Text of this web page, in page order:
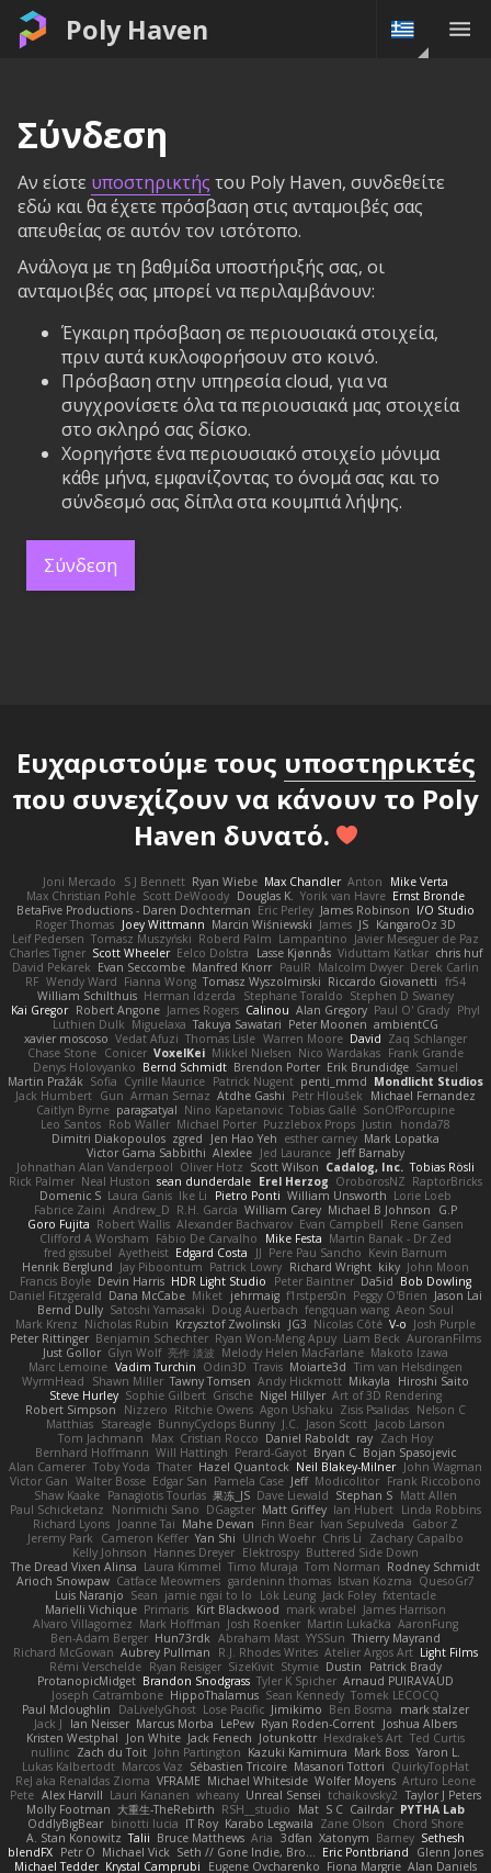
Poly Haven
Σύνδεση
Αν είστε υποστηρικτής του Poly Haven, συνδεθείτε
εδώ και θα έχετε πρόσβαση στις ανταμοιβές σας
απευθείας σε αυτόν τον ιστότοπο.
Ανάλογα με τη βαθμίδα υποστήριξής σας, οι
ανταμοιβές σας μπορεί να περιλαμβάνουν:
Έγκαιρη πρόσβαση σε περιουσιακά στοιχεία,
πριν αυτά κυκλοφορήσουν στο κοινό.
Πρόσβαση στην υπηρεσία cloud, για να
συγχρονίσετε όλα τα περιουσιακά μας στοιχεία
στο σκληρό σας δίσκο.
Χορηγήστε ένα περιουσιακό στοιχείο μόνιμα
κάθε μήνα, εμφανίζοντας το όνομά σας και το
σύνδεσμό σας δίπλα στα κουμπιά λήψης.
Σύνδεση
Ευχαριστούμε τους υποστηρικτές
που συνεχίζουν να κάνουν το Poly
Haven δυνατό.
Joni Mercado S J Bennett Ryan Wiebe Max Chandler Anton
Mike Verta
Max Christian Pohle Scott DeWoody Douglas K. Yorik van Havre Ernst Bronde
BetaFive Productions - Daren Dochterman Eric Perley James Robinson I/O Studio
Roger Thomas Joey Wittmann Marcin Wiśniewski James JS KangaroOz 3D
Leif Pedersen Tomasz Muszyński Roberd Palm Lampantino Javier Meseguer de Paz
Charles Tigner Scott Wheeler Eelco Dolstra Lasse Kjønnås Viduttam Katkar chris huf
David Pekarek Evan Seccombe Manfred Knorr PaulR Malcolm Dwyer Derek Carlin
RF Wendy Ward Fianna Wong Tomasz Wyszolmirski Riccardo Giovanetti fr54
William Schilthuis Herman Idzerda Stephane Toraldo Stephen D Swaney
Kai Gregor Robert Angone James Rogers Calinou Alan Gregory Paul O' Grady Phyl
Luthien Dulk Miguelaxa Takuya Sawatari Peter Moonen ambientCG
xavier moscoso Vedat Afuzi Thomas Lisle Warren Moore David Zaq Schlanger
Chase Stone Conicer VoxelKei Mikkel Nielsen Nico Wardakas Frank Grande
Denys Holovyanko Bernd Schmidt Brendon Porter Erik Brundidge Samuel
Martin Pražák Sofia Cyrille Maurice Patrick Nugent penti_mmd Mondlicht Studios
Jack Humbert Gun Arman Sernaz Atdhe Gashi Petr Hloušek
Michael Fernandez
Caitlyn Byrne paragsatyal Nino Kapetanovic Tobias Gallé SonOfPorcupine
Leo Santos Rob Waller Michael Porter Puzzlebox Props Justin
honda78
Dimitri Diakopoulos zgred Jen Hao Yeh esther carney Mark Lopatka
Victor Gama Sabbithi Alexlee Jed Laurance Jeff Barnaby
Johnathan Alan Vanderpool Oliver Hotz Scott Wilson Cadalog, Inc. Tobias Rösli
Rick Palmer Neal Huston sean dunderdale Erel Herzog OroborosNZ RaptorBricks
Domenic S Laura Ganis Ike Li Pietro Ponti William Unsworth Lorie Loeb
Fabrice Zaini Andrew_D R.H. García William Carey Michael B Johnson
G.P
Goro Fujita Robert Wallis Alexander Bachvarov Evan Campbell Rene Gansen
Clifford A Worsham Fábio De Carvalho Mike Festa Martin Banak - Dr Zed
fred gissubel Ayetheist Edgard Costa JJ Pere Pau Sancho Kevin Barnum
Henrik Berglund Jay Piboontum Patrick Lowry Richard Wright kiky John Moon
Francis Boyle Devin Harris HDR Light Studio Peter Baintner Da5id Bob Dowling
Daniel Fitzgerald Dana McCabe Miket jehrmaig f1rstpers0n Peggy O'Brien Jason Lai
Bernd Dully Satoshi Yamasaki Doug Auerbach fengquan wang Aeon Soul
Mark Krenz Nicholas Rubin Krzysztof Zwolinski JG3 Nicolas Côté V-o Josh Purple
Peter Rittinger Benjamin Schechter Ryan Won-Meng Apuy Liam Beck AuroranFilms
Just Gollor Glyn Wolf 亮作 淡波 Melody Helen MacFarlane Makoto Izawa
Marc Lemoine Vadim Turchin Odin3D Travis Moiarte3d Tim van Helsdingen
WyrmHead
Shawn Miller Tawny Tomsen Andy Hickmott Mikayla
Hiroshi Saito
Steve Hurley Sophie Gilbert Grische Nigel Hillyer Art of 3D Rendering
Robert Simpson
Nizzero Ritchie Owens Agon Ushaku Zisis Psalidas Nelson C
Matthias Stareagle BunnyCyclops Bunny J.C. Jason Scott Jacob Larson
Tom Jachmann
Max Cristian Rocco Daniel Raboldt ray Zach Hoy
Bernhard Hoffmann Will Hattingh Perard-Gayot Bryan C Bojan Spasojevic
Alan Camerer Toby Yoda Thater Hazel Quantock Neil Blakey-Milner John Wagman
Victor Gan Walter Bosse Edgar San Pamela Case Jeff Modicolitor Frank Riccobono
Shaw Kaake Panagiotis Tourlas 果冻_JS Dave Liewald Stephan S Matt Allen
Paul Schicketanz
Norimichi Sano DGagster Matt Griffey Ian Hubert Linda Robbins
Richard Lyons Joanne Tai Mahe Dewan Finn Bear Ivan Sepulveda
Gabor Z
Jeremy Park
Cameron Keffer Yan Shi Ulrich Woehr Chris Li
Zachary Capalbo
Kelly Johnson Hannes Dreyer Elektrospy Buttered Side Down
The Dread Vixen Alinsa Laura Kimmel Timo Muraja Tom Norman Rodney Schmidt
Arioch Snowpaw Catface Meowmers gardeninn thomas Istvan Kozma QuesoGr7
Luis Naranjo Sean jamie ngai to lo Lök Leung Jack Foley fxtentacle
Marielli Vichique Primaris Kirt Blackwood mark wrabel James Harrison
Alvaro Villagomez Mark Hoffman Josh Roenker Martin Lukačka AaronFung
Ben-Adam Berger Hun73rdk Abraham Mast YYSSun Thierry Mayrand
Richard McGowan Aubrey Pullman R.J. Rhodes Writes Atelier Argos Art Light Films
Rémi Verschelde Ryan Reisiger SizeKivit Stymie Dustin
Patrick Brady
ProtanopicMidget Brandon Snodgrass Tyler K Spicher Arnaud PUIRAVAUD
Joseph Catrambone HippoThalamus Sean Kennedy Tomek LECOCQ
Paul Mcloughlin
DaLivelyGhost Lose Pacific Jimikimo Ben Bosma
mark stalzer
Jack J
Ian Neisser Marcus Morba LePew Ryan Roden-Corrent Joshua Albers
Kristen Westphal
Jon White Jack Fenech Jotunkottr Hexdrake's Art Ted Curtis
nullinc Zach du Toit John Partington Kazuki Kamimura Mark Boss Yaron L.
Lukas Kalbertodt Marcos Vaz Sébastien Tricoire Masanori Tottori QuirkyTopHat
ReJ aka Renaldas Zioma VFRAME Michael Whiteside Wolfer Moyens Arturo Leone
Pete Alex Harvill Lauri Kananen wheany Unreal Sensei tchaikovsky2 Taylor J Peters
Molly Footman 大重生-TheRebirth RSH__studio Mat S C Cailrdar PYTHA Lab
OddlyBigBear binotti lucia IT Roy Karabo Legwaila Zane Olson
Chord Shore
A. Stan Konowitz Talii Bruce Matthews Aria 3dfan Xatonym Barney Sethesh
blendFX Petr O Michael Vick Seth // Gone Indie, Bro... Eric Pontbriand
Glenn Jones
Michael Tedder Krystal Camprubi Eugene Ovcharenko Fiona Margrie Alan Daniels